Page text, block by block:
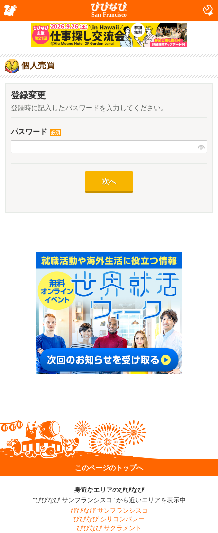
San Francisco
個人売買
登録変更
登録時に記入したパスワードを入力してください。
パスワード 必須
このページのトップへ
身近なエリアのびびなび
"びびなび サンフランシスコ" から近いエリアを表示中
びびなび サンフランシスコ
びびなび シリコンバレー
びびなび サクラメント